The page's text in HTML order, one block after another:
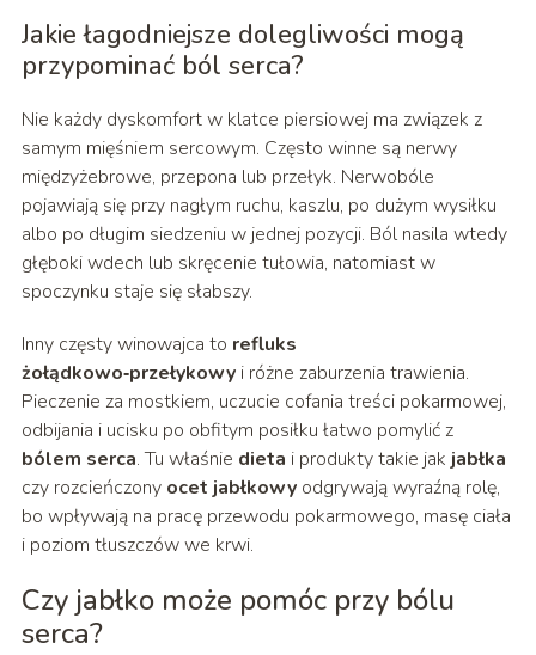
Jakie łagodniejsze dolegliwości mogą
przypominać ból serca?
Nie każdy dyskomfort w klatce piersiowej ma związek z
samym mięśniem sercowym. Często winne są nerwy
międzyżebrowe, przepona lub przełyk. Nerwobóle
pojawiają się przy nagłym ruchu, kaszlu, po dużym wysiłku
albo po długim siedzeniu w jednej pozycji. Ból nasila wtedy
głęboki wdech lub skręcenie tułowia, natomiast w
spoczynku staje się słabszy.
Inny częsty winowajca to refluks
żołądkowo‑przełykowyi różne zaburzenia trawienia.
Pieczenie za mostkiem, uczucie cofania treści pokarmowej,
odbijania i ucisku po obfitym posiłku łatwo pomylić z
bólem serca. Tu właśnie dieta i produkty takie jak jabłka
czy rozcieńczony ocet jabłkowyodgrywają wyraźną rolę,
bo wpływają na pracę przewodu pokarmowego, masę ciała
i poziom tłuszczów we krwi.
Czy jabłko może pomóc przy bólu
serca?